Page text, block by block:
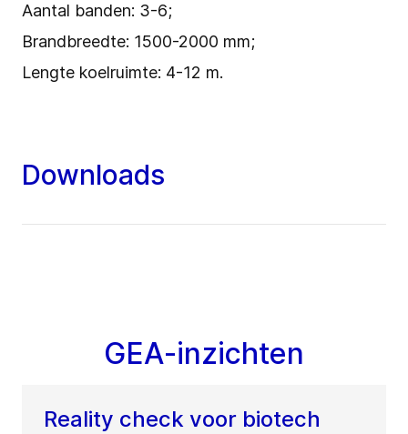
Aantal banden: 3-6;
Brandbreedte: 1500-2000 mm;
Lengte koelruimte: 4-12 m.
Downloads
GEA-inzichten
Reality check voor biotech